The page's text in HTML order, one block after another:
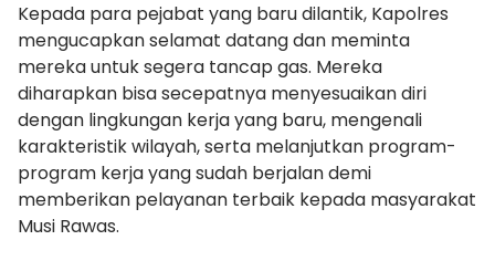
Kepada para pejabat yang baru dilantik, Kapolres
mengucapkan selamat datang dan meminta
mereka untuk segera tancap gas. Mereka
diharapkan bisa secepatnya menyesuaikan diri
dengan lingkungan kerja yang baru, mengenali
karakteristik wilayah, serta melanjutkan program-
program kerja yang sudah berjalan demi
memberikan pelayanan terbaik kepada masyarakat
Musi Rawas.